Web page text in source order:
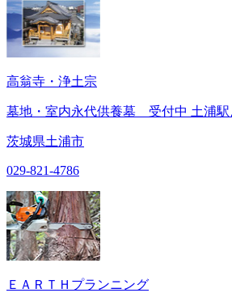
高翁寺・浄土宗
墓地・室内永代供養墓 受付中 土浦駅
茨城県土浦市
029-821-4786
ＥＡＲＴＨプランニング